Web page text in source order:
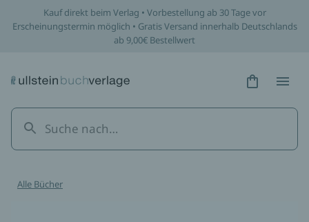
Kauf direkt beim Verlag • Vorbestellung ab 30 Tage vor
Erscheinungstermin möglich • Gratis Versand innerhalb Deutschlands
ab 9,00€ Bestellwert
Hidden
Alle Bücher